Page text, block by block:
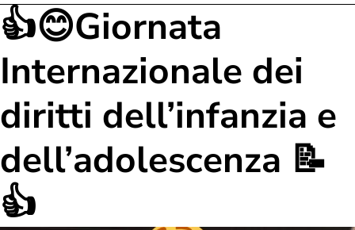
👍😊Giornata
Internazionale dei
diritti dell’infanzia e
dell’adolescenza 📝
👍